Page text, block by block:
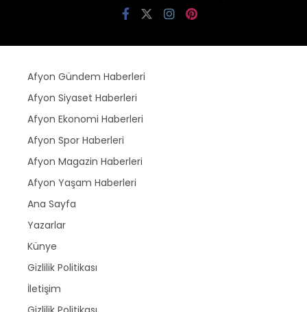
Afyon Gündem Haberleri
Afyon Siyaset Haberleri
Afyon Ekonomi Haberleri
Afyon Spor Haberleri
Afyon Magazin Haberleri
Afyon Yaşam Haberleri
Ana Sayfa
Yazarlar
Künye
Gizlilik Politikası
İletişim